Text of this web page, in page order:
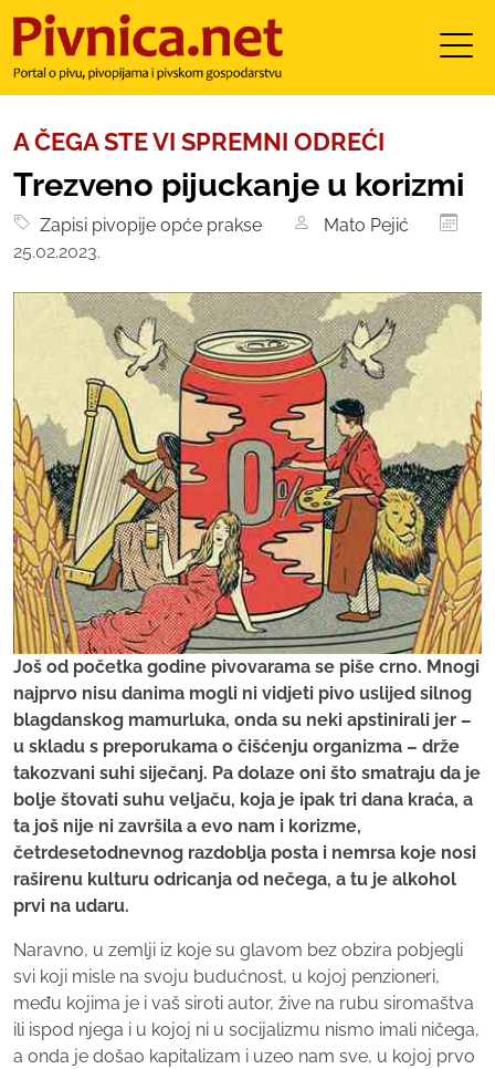
A ČEGA STE VI SPREMNI ODREĆI
Trezveno pijuckanje u korizmi
Zapisi pivopije opće prakse
Mato Pejić
25.02.2023.
Još od početka godine pivovarama se piše crno. Mnogi
najprvo nisu danima mogli ni vidjeti pivo uslijed silnog
blagdanskog mamurluka, onda su neki apstinirali jer –
u skladu s preporukama o čišćenju organizma – drže
takozvani suhi siječanj. Pa dolaze oni što smatraju da je
bolje štovati suhu veljaču, koja je ipak tri dana kraća, a
ta još nije ni završila a evo nam i korizme,
četrdesetodnevnog razdoblja posta i nemrsa koje nosi
raširenu kulturu odricanja od nečega, a tu je alkohol
prvi na udaru.
Naravno, u zemlji iz koje su glavom bez obzira pobjegli
svi koji misle na svoju budućnost, u kojoj penzioneri,
među kojima je i vaš siroti autor, žive na rubu siromaštva
ili ispod njega i u kojoj ni u socijalizmu nismo imali ničega,
a onda je došao kapitalizam i uzeo nam sve, u kojoj prvo